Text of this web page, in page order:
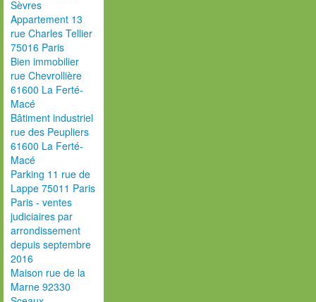
Sèvres
Appartement 13
rue Charles Tellier
75016 Paris
Bien immobilier
rue Chevrollière
61600 La Ferté-
Macé
Bâtiment industriel
rue des Peupliers
61600 La Ferté-
Macé
Parking 11 rue de
Lappe 75011 Paris
Paris - ventes
judiciaires par
arrondissement
depuis septembre
2016
Maison rue de la
Marne 92330